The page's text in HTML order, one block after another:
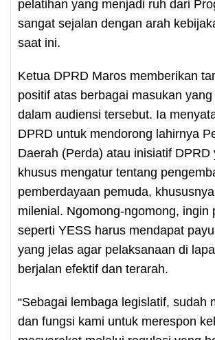
pelatihan yang menjadi ruh dari
sangat sejalan dengan arah
saat ini.
Ketua DPRD Maros memberikan
positif atas berbagai masukan
dalam audiensi tersebut. Ia
DPRD untuk mendorong lahirnya
Daerah (Perda) atau inisiatif DPRD
khusus mengatur tentang
pemberdayaan pemuda,
milenial. Ngomong-ngomong, ingin
seperti YESS harus mendapat
yang jelas agar pelaksanaan di
berjalan efektif dan terarah.
“Sebagai lembaga legislatif, sudah
dan fungsi kami untuk merespon